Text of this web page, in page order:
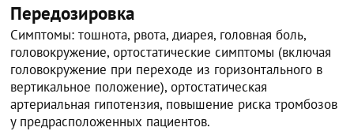
Передозировка
Симптомы: тошнота, рвота, диарея, головная боль,
головокружение, ортостатические симптомы (включая
головокружение при переходе из горизонтального в
вертикальное положение), ортостатическая
артериальная гипотензия, повышение риска тромбозов
у предрасположенных пациентов.